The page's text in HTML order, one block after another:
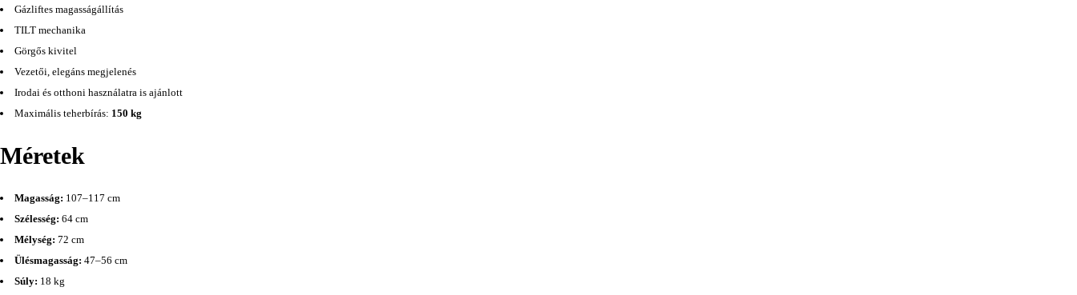
Gázliftes magasságállítás
TILT mechanika
Görgős kivitel
Vezetői, elegáns megjelenés
Irodai és otthoni használatra is ajánlott
Maximális teherbírás: 150 kg
Méretek
Magasság: 107–117 cm
Szélesség: 64 cm
Mélység: 72 cm
Ülésmagasság: 47–56 cm
Súly: 18 kg